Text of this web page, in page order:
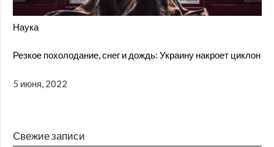
Наука
Резкое похолодание, снег и дождь: Украину накроет циклон
5 июня, 2022
Свежие записи